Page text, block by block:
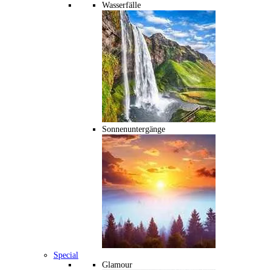
Wasserfälle
Sonnenuntergänge
Special
Glamour